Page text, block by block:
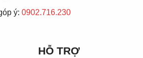
ý: 0902.716.230
HỖ TRỢ